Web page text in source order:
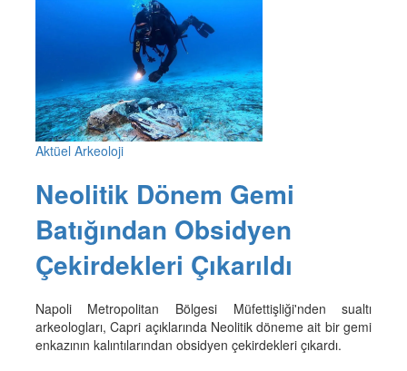
Aktüel Arkeoloji
Neolitik Dönem Gemi
Batığından Obsidyen
Çekirdekleri Çıkarıldı
Napoli Metropolitan Bölgesi Müfettişliği'nden sualtı
arkeologları, Capri açıklarında Neolitik döneme ait bir gemi
enkazının kalıntılarından obsidyen çekirdekleri çıkardı.